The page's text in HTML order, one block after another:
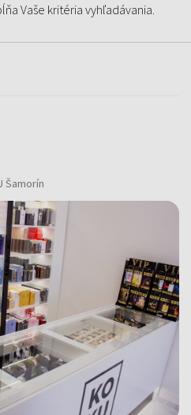
Vaše kritéria vyhľadávania.
Šamorín